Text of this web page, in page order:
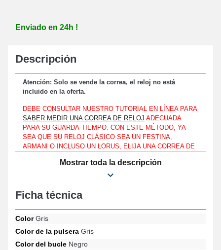
Enviado en 24h !
Descripción
Atención: Solo se vende la correa, el reloj no está
incluido en la oferta.
DEBE CONSULTAR NUESTRO TUTORIAL EN LÍNEA PARA
SABER MEDIR UNA CORREA DE RELOJ ADECUADA
PARA SU GUARDA-TIEMPO. CON ESTE MÉTODO, YA
SEA QUE SU RELOJ CLÁSICO SEA UN FESTINA,
ARMANI O INCLUSO UN LORUS, ELIJA UNA CORREA DE
GUARDA-TIEMPO QUE TIENE.
reloj que tenga una medida entre asas de exactamente 20 mm.
Al estar fabricada con cuero genuino, la correa para reloj es un
compromiso óptimo para renovar una correa de reloj rota o
mediante una hebilla de tono negro. En la parte de la caja del
reloj, fije la Correa para reloj de 20 mm de cuero genuino gris
Mostrar toda la descripción
Ficha técnica
ColorGris
Color de la pulsera Gris
Color del bucle Negro